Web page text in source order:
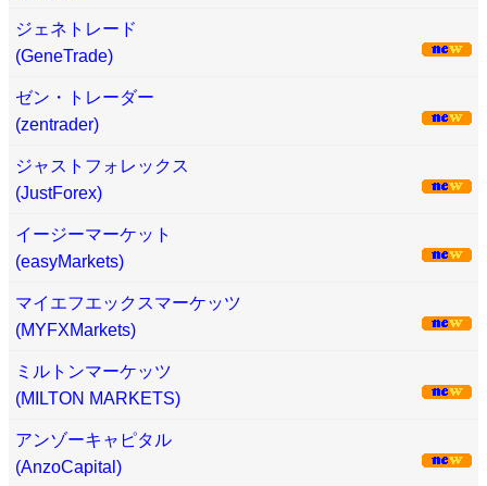
ジェネトレード
(GeneTrade)
ゼン・トレーダー
(zentrader)
ジャストフォレックス
(JustForex)
イージーマーケット
(easyMarkets)
マイエフエックスマーケッツ
(MYFXMarkets)
ミルトンマーケッツ
(MILTON MARKETS)
アンゾーキャピタル
(AnzoCapital)